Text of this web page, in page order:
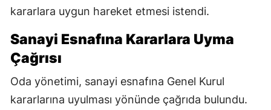
kararlara uygun hareket etmesi istendi.
Sanayi Esnafına Kararlara Uyma
Çağrısı
Oda yönetimi, sanayi esnafına Genel Kurul
kararlarına uyulması yönünde çağrıda bulundu.